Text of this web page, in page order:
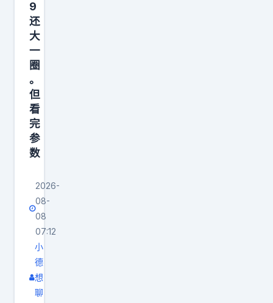
格
的
质
量
管
理
，
作
假
的
性
几
乎
为
0
，
面
提
供
纯
电
与
插
混
两
版
本
可
选
。
大
v
9
还
大
一
圈
。
但
看
完
参
数
2026-
08-
08
07:12
小
德
想
聊